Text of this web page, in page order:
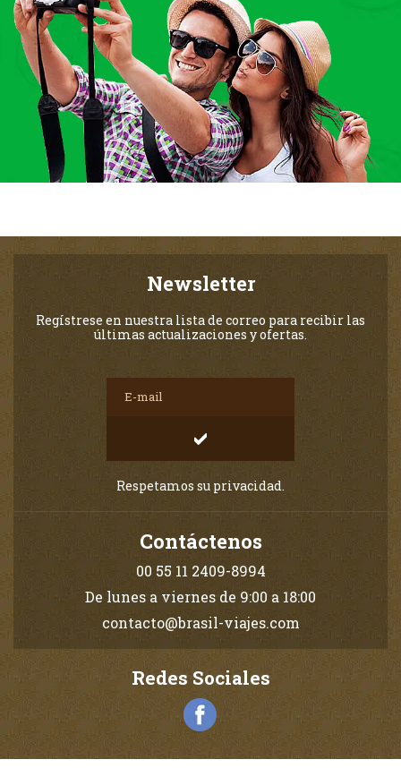
Newsletter
Regístrese en nuestra lista de correo para recibir las
últimas actualizaciones y ofertas.
Respetamos su privacidad.
Contáctenos
00 55 11 2409-8994
De lunes a viernes de 9:00 a 18:00
contacto@brasil-viajes.com
Redes Sociales